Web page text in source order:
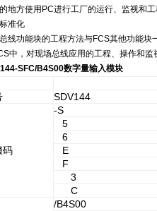
地方使用PC进行工厂的运行、监视和工
准化
线功能块的工程方法与FCS其他功能
中，对现场总线应用的工程、操作和监
SFC/B4S00数字量输入模块
SDV144
码
-S
5
6
E
F
3
C
/B4S00